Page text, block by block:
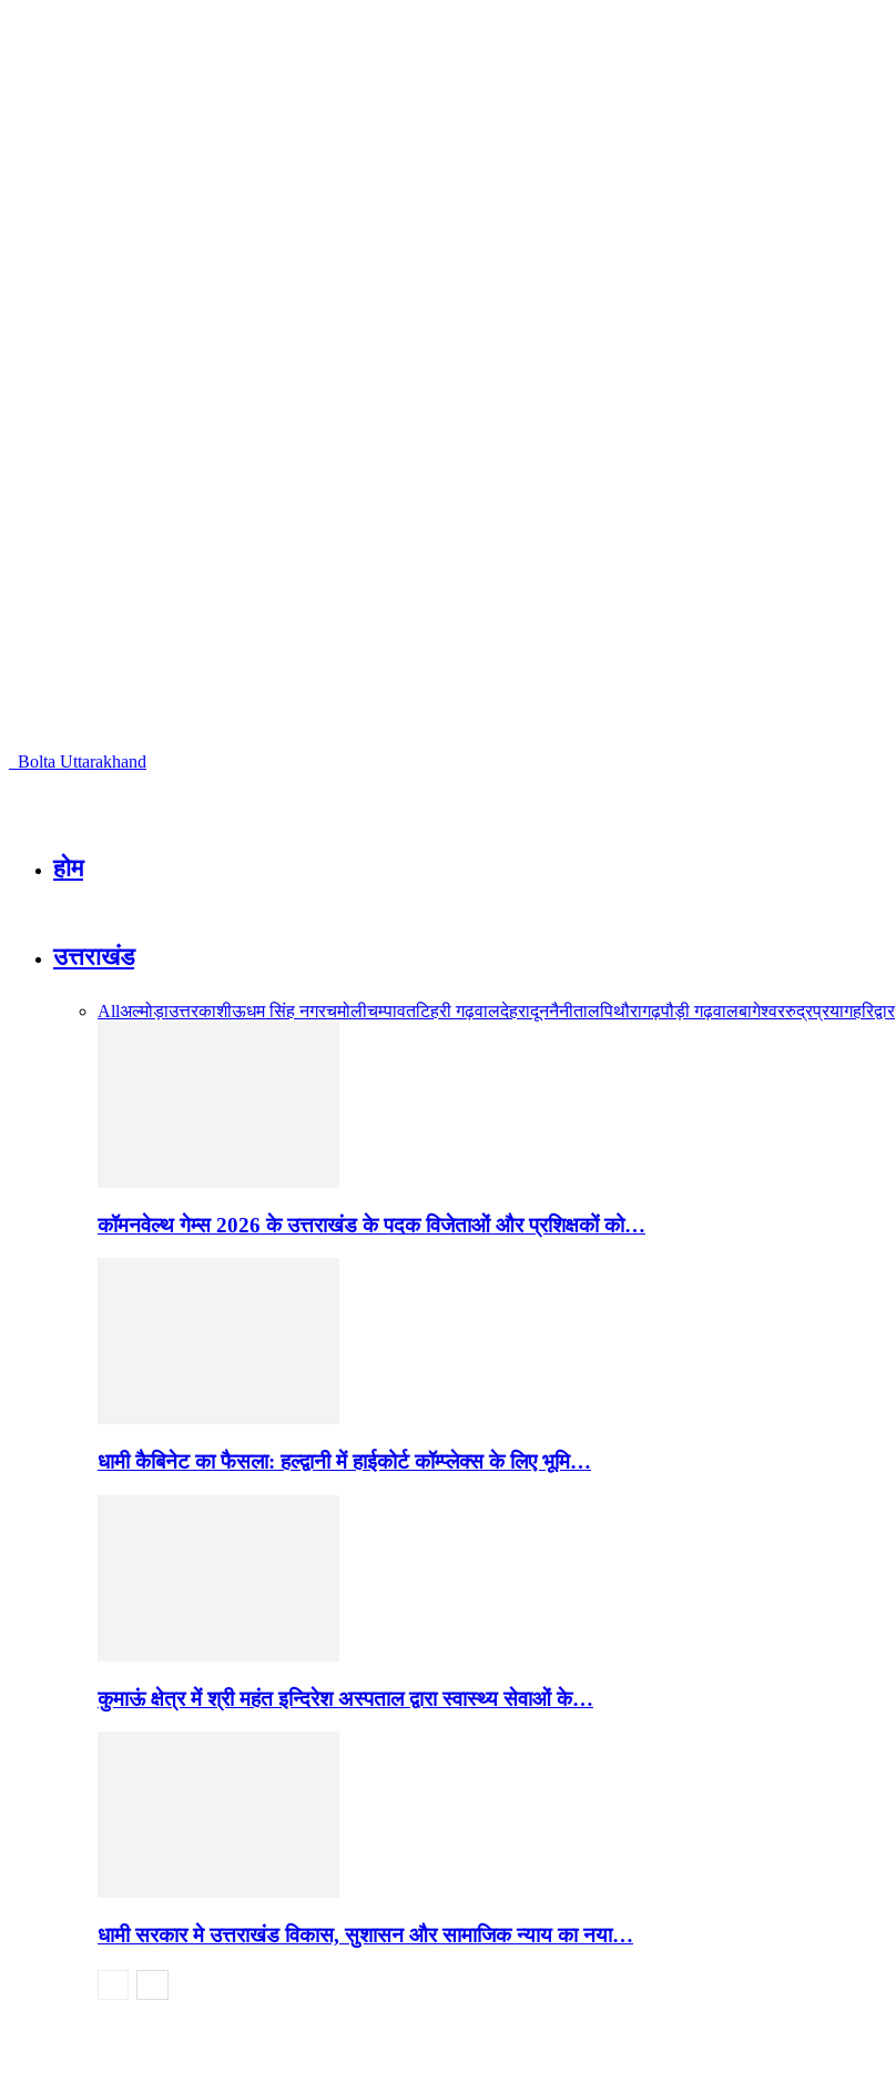
Bolta Uttarakhand
होम
उत्तराखंड
Allअल्मोड़ाउत्तरकाशीऊधम सिंह नगरचमोलीचम्पावतटिहरी गढ़वालदेहरादूननैनीतालपिथौरागढ़पौड़ी गढ़वालबागेश्वररुद्रप्रयागहरिद्वार
कॉमनवेल्थ गेम्स 2026 के उत्तराखंड के पदक विजेताओं और प्रशिक्षकों को…
धामी कैबिनेट का फैसला: हल्द्वानी में हाईकोर्ट कॉम्प्लेक्स के लिए भूमि…
कुमाऊं क्षेत्र में श्री महंत इन्दिरेश अस्पताल द्वारा स्वास्थ्य सेवाओं के…
धामी सरकार मे उत्तराखंड विकास, सुशासन और सामाजिक न्याय का नया…